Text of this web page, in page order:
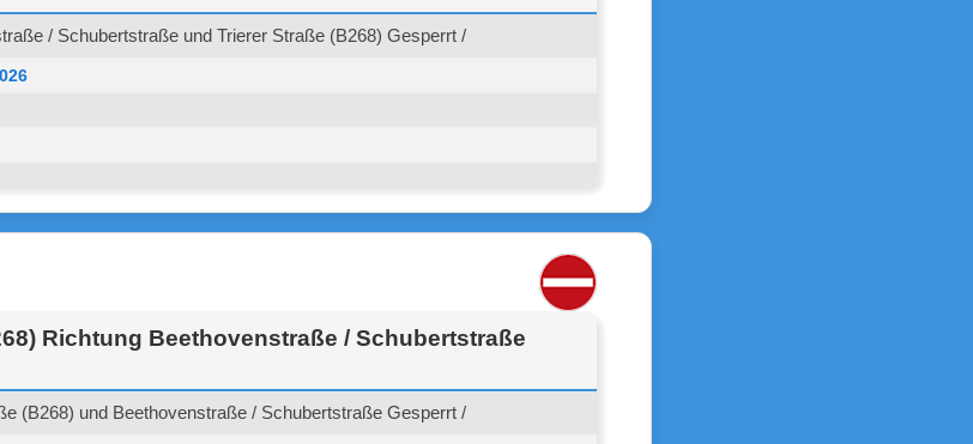
/ Schubertstraße und Trierer Straße (B268) Gesperrt /
Richtung Beethovenstraße / Schubertstraße
(B268) und Beethovenstraße / Schubertstraße Gesperrt /